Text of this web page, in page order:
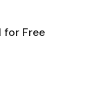
for Free